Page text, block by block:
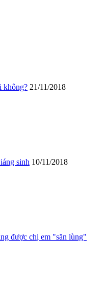
không? 21/11/2018
sinh 10/11/2018
được chị em "săn lùng"